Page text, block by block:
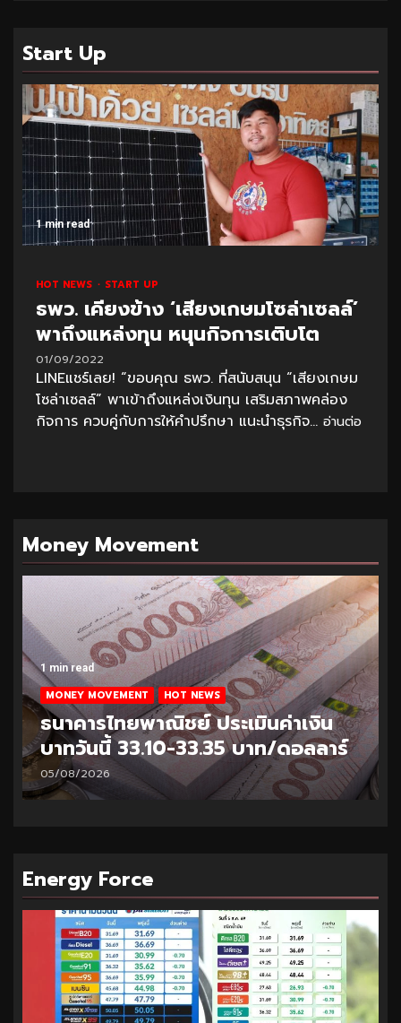
Start Up
1 min read
HOT NEWS START UP
ธพว. เคียงข้าง ‘เสียงเกษมโซล่าเซลล์’
พาถึงแหล่งทุน หนุนกิจการเติบโต
01/09/2022
LINEแชร์เลย! “ขอบคุณ ธพว. ที่สนับสนุน “เสียงเกษม
โซล่าเซลล์” พาเข้าถึงแหล่งเงินทุน เสริมสภาพคล่อง
กิจการ ควบคู่กับการให้คำปรึกษา แนะนำธุรกิจ... อ่านต่อ
Money Movement
1 min read
MONEY MOVEMENT HOT NEWS
ธนาคารไทยพาณิชย์ ประเมินค่าเงิน
บาทวันนี้ 33.10-33.35 บาท/ดอลลาร์
05/08/2026
Energy Force